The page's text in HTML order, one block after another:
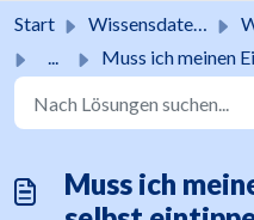
Start Wissensdatenbank
...
Muss ich meinen Einkaufszettel selbst eintippen?
Muss ich